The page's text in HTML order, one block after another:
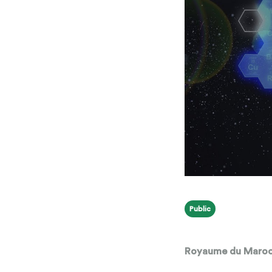
Public
Royaume du